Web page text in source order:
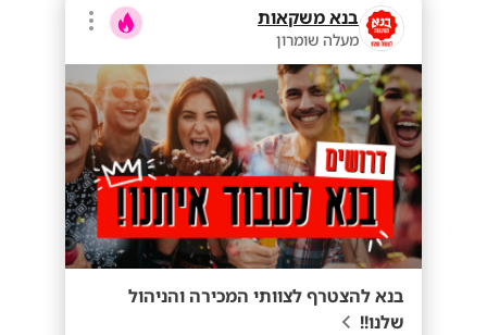
בנא משקאות
מעלה שומרון
בנא להצטרף לצוותי המכירה והניהול
שלנו!!